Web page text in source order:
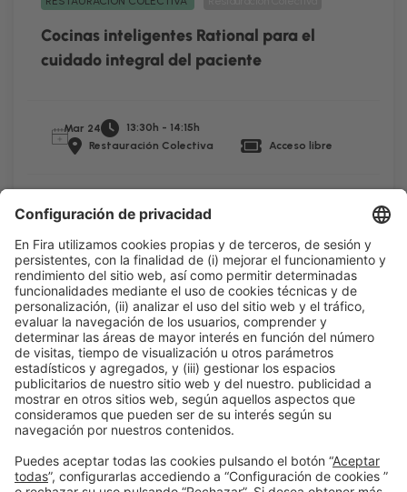
Cocinas inteligentes Rational para el
cuidado integral del paciente
Mar 24
13:30h - 14:15h
Restauración Colectiva
Acceso libre
Información generalAviso legalPolítica de privacidad